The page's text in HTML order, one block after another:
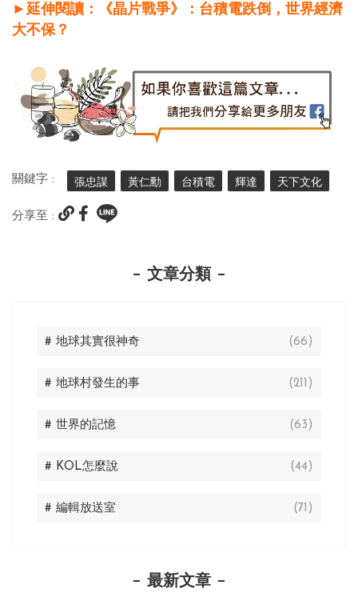
►延伸閱讀：《晶片戰爭》：台積電跌倒，世界經濟
大不保？
關鍵字 : 張忠謀 黃仁勳 台積電 輝達 天下文化
分享至 :
文章分類
# 地球其實很神奇 (66)
# 地球村發生的事 (211)
# 世界的記憶 (63)
# KOL怎麼說 (44)
# 編輯放送室 (71)
最新文章